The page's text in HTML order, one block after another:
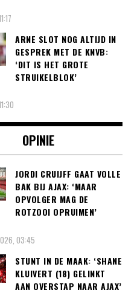
ARNE SLOT NOG ALTIJD IN
GESPREK MET DE KNVB:
‘DIT IS HET GROTE
STRUIKELBLOK’
OPINIE
JORDI CRUIJFF GAAT VOLLE
BAK BIJ AJAX: ‘MAAR
OPVOLGER MAG DE
ROTZOOI OPRUIMEN’
03:45
STUNT IN DE MAAK: ‘SHANE
KLUIVERT (18) GELINKT
AAN OVERSTAP NAAR AJAX’